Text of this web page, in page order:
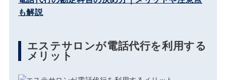
も解説
エステサロンが電話代行を利用する
メリット